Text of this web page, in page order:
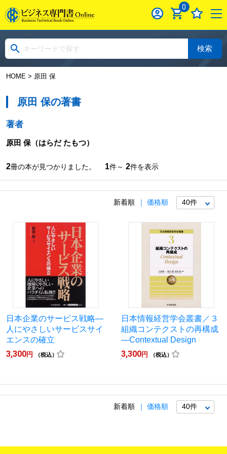
0
検索
HOME> 原田 保
原田 保の著書
著者
原田 保（はらだ たもつ）
2冊の本が見つかりました。 1件～ 2件を表示
新着順 価格順
日本企業のサービス戦略―
人にやさしいサービスサイ
エンスの確立
3,300円 （税込）
日本情報経営学会叢書／３
組織コンテクストの再構成
―Contextual Design
3,300円 （税込）
新着順 価格順